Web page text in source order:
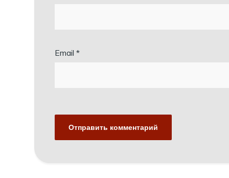
Email*